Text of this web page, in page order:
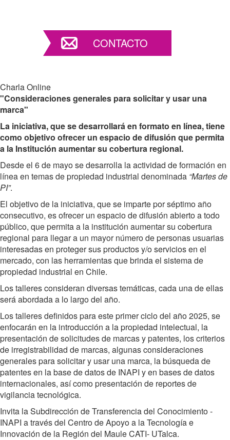
CONTACTO
Charla Online
"Consideraciones generales para solicitar y usar una
marca"
La iniciativa, que se desarrollará en formato en línea, tiene
como objetivo ofrecer un espacio de difusión que permita
a la Institución aumentar su cobertura regional.
Desde el 6 de mayo se desarrolla la actividad de formación en
línea en temas de propiedad industrial denominada “Martes de
PI”.
El objetivo de la iniciativa, que se imparte por séptimo año
consecutivo, es ofrecer un espacio de difusión abierto a todo
público, que permita a la institución aumentar su cobertura
regional para llegar a un mayor número de personas usuarias
interesadas en proteger sus productos y/o servicios en el
mercado, con las herramientas que brinda el sistema de
propiedad industrial en Chile.
Los talleres consideran diversas temáticas, cada una de ellas
será abordada a lo largo del año.
Los talleres definidos para este primer ciclo del año 2025, se
enfocarán en la introducción a la propiedad intelectual, la
presentación de solicitudes de marcas y patentes, los criterios
de irregistrabilidad de marcas, algunas consideraciones
generales para solicitar y usar una marca, la búsqueda de
patentes en la base de datos de INAPI y en bases de datos
internacionales, así como presentación de reportes de
vigilancia tecnológica.
Invita la Subdirección de Transferencia del Conocimiento -
INAPI a través del Centro de Apoyo a la Tecnología e
Innovación de la Región del Maule CATI- UTalca.